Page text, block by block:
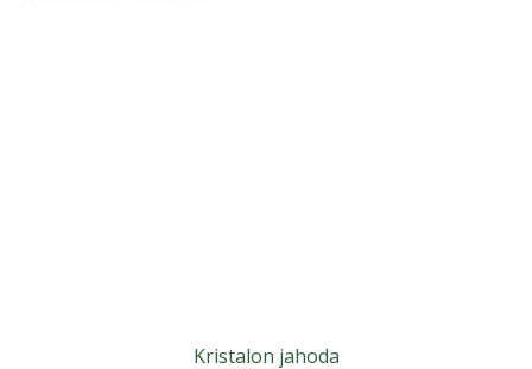
Kristalon jahoda